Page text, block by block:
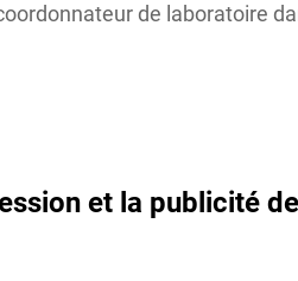
de laboratoire
et la publicité